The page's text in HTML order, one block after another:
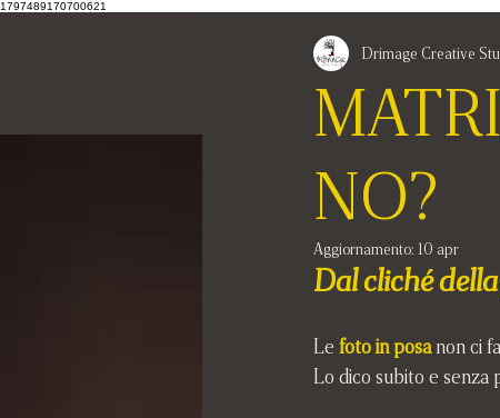
1797489170700621
NO?
Drimage Creative
Aggiornamento: 10 apr
Dal cliché
Le foto in posa non ci
Lo dico subito e senza